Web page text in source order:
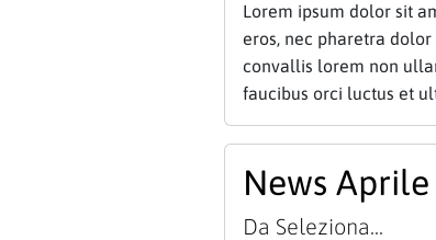
Lorem ipsum dolor sit
eros, nec pharetra
convallis lorem non
faucibus orci luctus et
News
Da Seleziona...